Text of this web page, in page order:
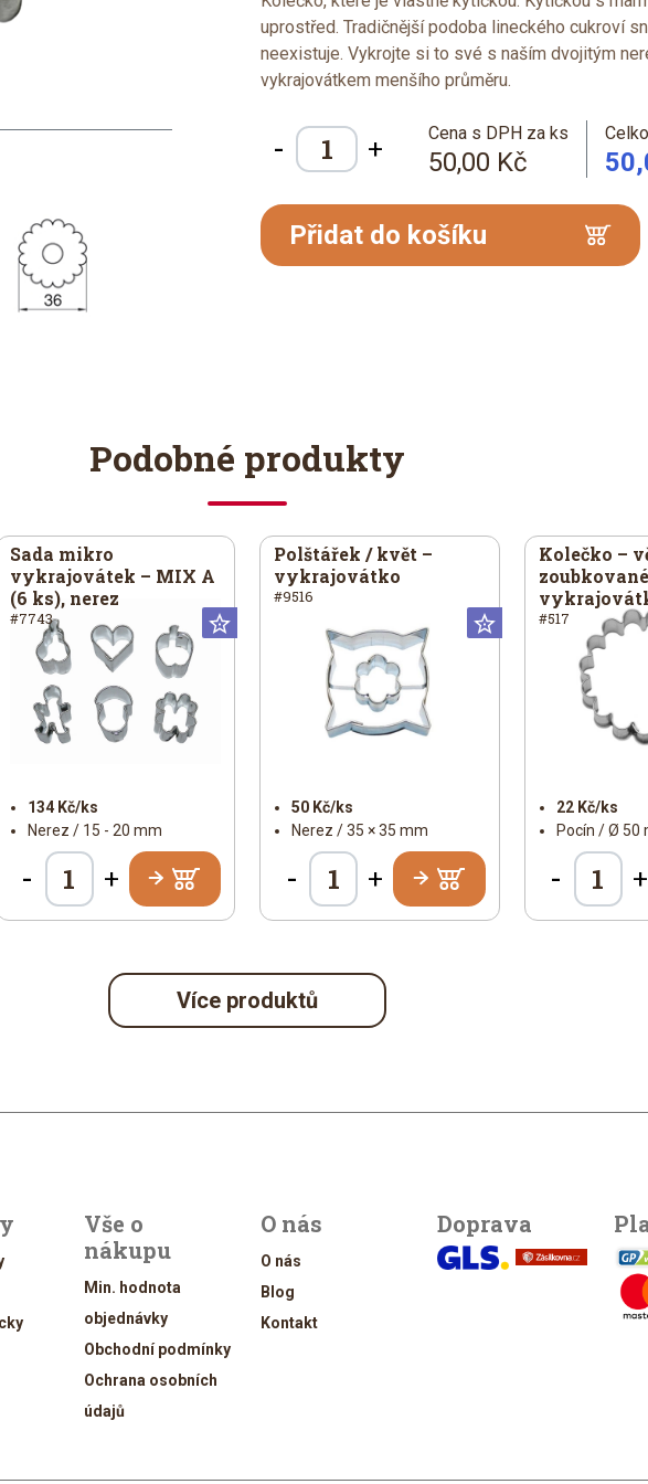
uprostřed. Tradičnější podoba lineckého cukroví
neexistuje. Vykrojte si to své s naším dvojitým
vykrajovátkem menšího průměru.
- +
Cena s DPH za ks
50,00 Kč
Přidat do košíku
Podobné produkty
Sada mikro
vykrajovátek – MIX A
(6 ks), nerez
#7743
134 Kč/ks
Nerez / 15 - 20 mm
- +
Universální
Polštářek / květ –
vykrajovátko
#9516
50 Kč/ks
Nerez / 35 × 35 mm
- +
Kolečko –
zoubkované
#517
22 Kč/ks
Pocín / Ø 50
- +
Více produktů
Vše o
nákupu
Min. hodnota
objednávky
Obchodní podmínky
Ochrana osobních
údajů
O nás
O nás
Blog
Kontakt
Doprava